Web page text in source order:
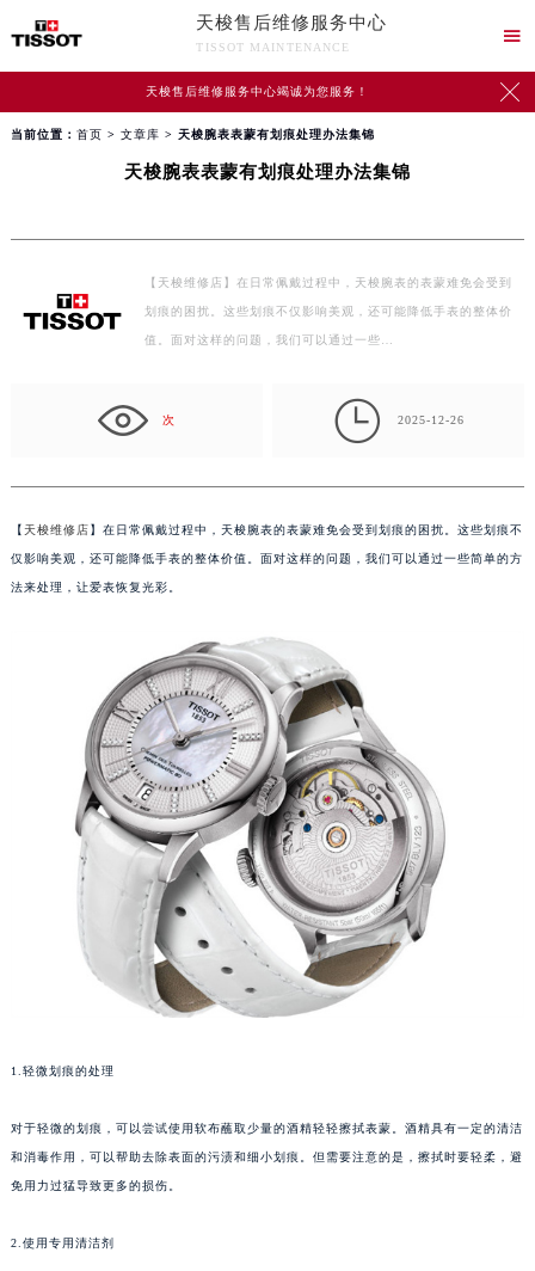
天梭售后维修服务中心
TISSOT MAINTENANCE

天梭售后维修服务中心竭诚为您服务！ 
当前位置： 首页 > 文章库 > 天梭腕表表蒙有划痕处理办法集锦
天梭腕表表蒙有划痕处理办法集锦
【天梭维修店】在日常佩戴过程中，天梭腕表的表蒙难免会受到
划痕的困扰。这些划痕不仅影响美观，还可能降低手表的整体价
值。面对这样的问题，我们可以通过一些…
次  2025-12-26
【天梭维修店】在日常佩戴过程中，天梭腕表的表蒙难免会受到划痕的困扰。这些划痕不
仅影响美观，还可能降低手表的整体价值。面对这样的问题，我们可以通过一些简单的方
法来处理，让爱表恢复光彩。
1.轻微划痕的处理
对于轻微的划痕，可以尝试使用软布蘸取少量的酒精轻轻擦拭表蒙。酒精具有一定的清洁
和消毒作用，可以帮助去除表面的污渍和细小划痕。但需要注意的是，擦拭时要轻柔，避
免用力过猛导致更多的损伤。
2.使用专用清洁剂